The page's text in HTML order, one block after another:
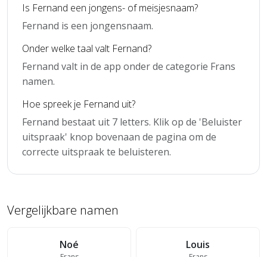
Is Fernand een jongens- of meisjesnaam?
Fernand is een jongensnaam.
Onder welke taal valt Fernand?
Fernand valt in de app onder de categorie Frans
namen.
Hoe spreek je Fernand uit?
Fernand bestaat uit 7 letters. Klik op de 'Beluister
uitspraak' knop bovenaan de pagina om de
correcte uitspraak te beluisteren.
Vergelijkbare namen
Noé Louis